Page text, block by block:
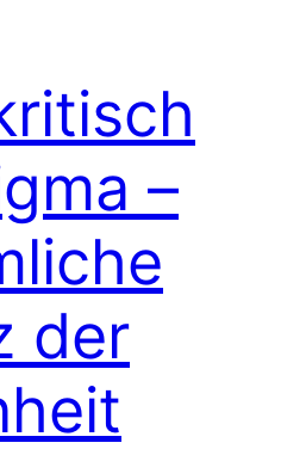
–
der